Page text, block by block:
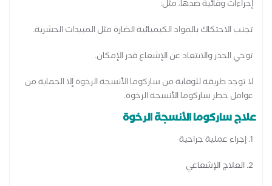
إجراءات وقائية ضدها، مثل:
تجنب الاحتكاك بالمواد الكيميائية الضارة مثل المبيدات الحشرية.
توخي الحذر والابتعاد عن الإشعاع قدر الإمكان.
لا توجد طريقة للوقاية من ساركوما الأنسجة الرخوة إلا الحماية من
عوامل خطر ساركوما الأنسجة الرخوة.
علاج ساركوما الأنسجة الرخوة
1. إجراء عملية جراحية
2. العلاج الإشعاعي